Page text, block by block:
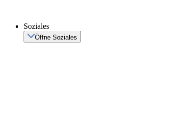
Soziales
Öffne Soziales